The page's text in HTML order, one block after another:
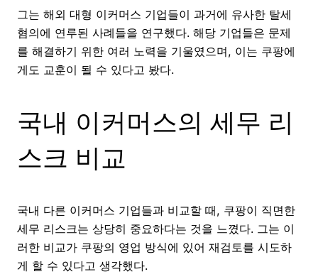
그는 해외 대형 이커머스 기업들이 과거에 유사한 탈세
혐의에 연루된 사례들을 연구했다. 해당 기업들은 문제
를 해결하기 위한 여러 노력을 기울였으며, 이는 쿠팡에
게도 교훈이 될 수 있다고 봤다.
국내 이커머스의 세무 리
스크 비교
국내 다른 이커머스 기업들과 비교할 때, 쿠팡이 직면한
세무 리스크는 상당히 중요하다는 것을 느꼈다. 그는 이
러한 비교가 쿠팡의 영업 방식에 있어 재검토를 시도하
게 할 수 있다고 생각했다.